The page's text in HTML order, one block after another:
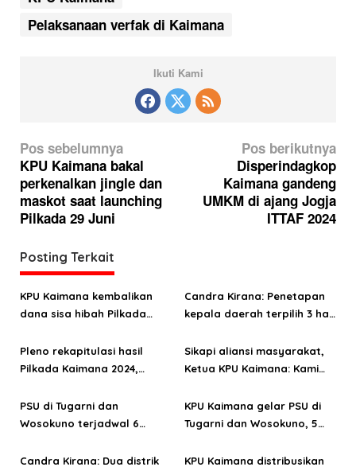
Pelaksanaan verfak di Kaimana
Ikuti Kami
N
a
v
i
a
s
i
o
s
Pos sebelumnya
KPU Kaimana bakal
perkenalkan jingle dan
maskot saat launching
Pilkada 29 Juni
Pos berikutnya
Disperindagkop
Kaimana gandeng
UMKM di ajang Jogja
ITTAF 2024
Posting Terkait
KPU Kaimana kembalikan
dana sisa hibah Pilkada
Candra Kirana: Penetapan
kepala daerah terpilih 3 hari
Pleno rekapitulasi hasil
Pilkada Kaimana 2024,
Sikapi aliansi masyarakat,
Ketua KPU Kaimana: Kami
PSU di Tugarni dan
Wosokuno terjadwal 6
KPU Kaimana gelar PSU di
Tugarni dan Wosokuno, 5
Candra Kirana: Dua distrik
KPU Kaimana distribusikan